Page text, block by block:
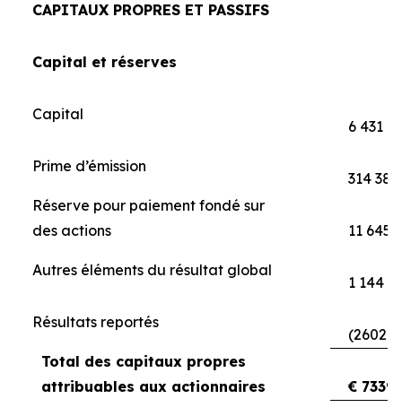
CAPITAUX PROPRES ET PASSIFS
Capital et réserves
Capital
6 431
Prime d’émission
314 388
Réserve pour paiement fondé sur
des actions
11 645
Autres éléments du résultat global
1 144
Résultats reportés
Total des capitaux propres
attribuables aux actionnaires
€ 73397